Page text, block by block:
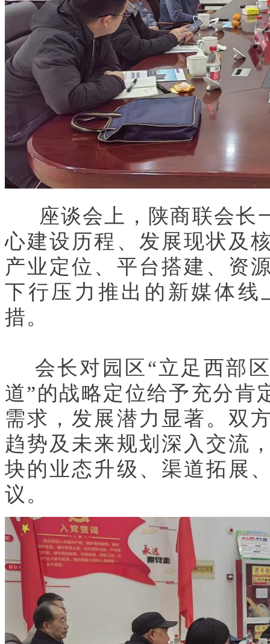
座谈会上，陕商联会长
心建设历程、发展现状及
产业定位、平台搭建、资
下行压力推出的 新媒体线
措。
会长对 园区“立足西部
道”的战略定位给予充分肯
需求，发展潜力显著。双
趋势及未来规划深入交流
块的业态升级、渠道拓展
议。